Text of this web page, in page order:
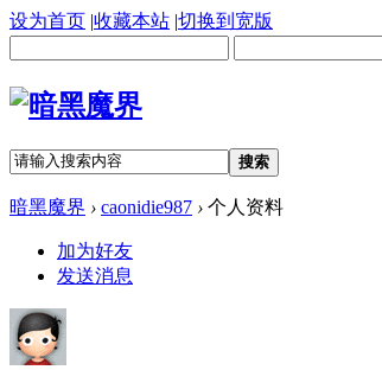
设为首页 |收藏本站 |切换到宽版
搜索
暗黑魔界 › caonidie987 › 个人资料
加为好友
发送消息